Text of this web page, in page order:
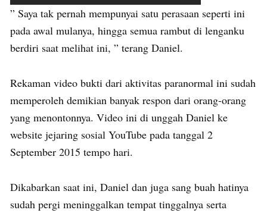
” Saya tak pernah mempunyai satu perasaan seperti ini
pada awal mulanya, hingga semua rambut di lenganku
berdiri saat melihat ini, ” terang Daniel.
Rekaman video bukti dari aktivitas paranormal ini sudah
memperoleh demikian banyak respon dari orang-orang
yang menontonnya. Video ini di unggah Daniel ke
website jejaring sosial YouTube pada tanggal 2
September 2015 tempo hari.
Dikabarkan saat ini, Daniel dan juga sang buah hatinya
sudah pergi meninggalkan tempat tinggalnya serta